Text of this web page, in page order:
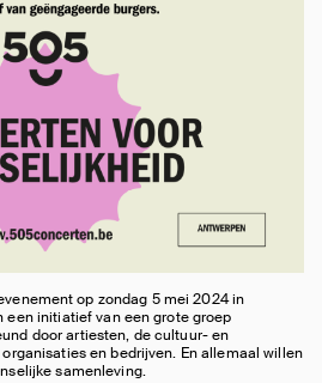
op zondag 5 mei 2024 in
een initiatief van een grote groep
door artiesten, de cultuur- en
en bedrijven. En allemaal willen
samenleving.